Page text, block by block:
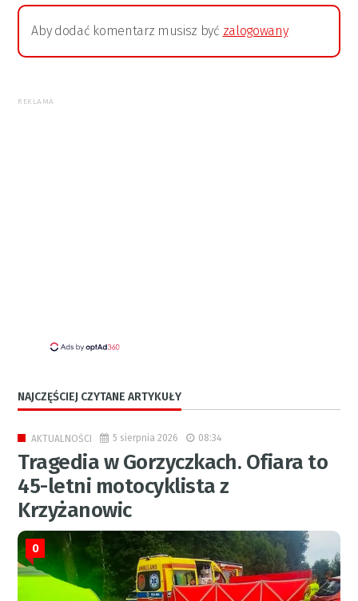
Aby dodać komentarz musisz być zalogowany
REKLAMA
NAJCZĘŚCIEJ CZYTANE ARTYKUŁY
AKTUALNOŚCI 5 sierpnia 2026 08:34
Tragedia w Gorzyczkach. Ofiara to
45-letni motocyklista z
Krzyżanowic
0